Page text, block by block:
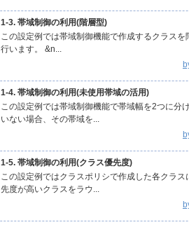
1-3. 帯域制御の利用(階層型)
この設定例では帯域制御機能で作成するクラス
行います。 &n...
1-4. 帯域制御の利用(未使用帯域の活用)
この設定例では帯域制御機能で帯域幅を2つに分
いない場合、その帯域を...
1-5. 帯域制御の利用(クラス優先度)
この設定例ではクラスポリシで作成した各クラ
先度が高いクラスをラウ...